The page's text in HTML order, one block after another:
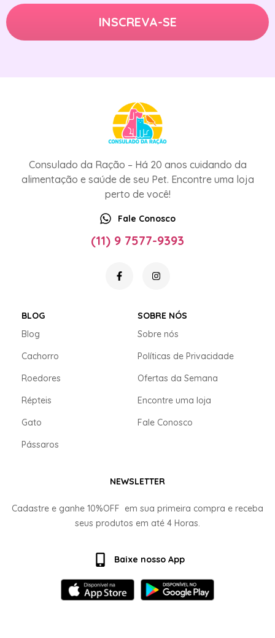
Consulado da Ração – Há 20 anos cuidando da
alimentação e saúde de seu Pet. Encontre uma loja
perto de você!
Fale Conosco
(11) 9 7577-9393
BLOG
Blog
Cachorro
Roedores
Répteis
Gato
Pássaros
SOBRE NÓS
Sobre nós
Políticas de Privacidade
Ofertas da Semana
Encontre uma loja
Fale Conosco
NEWSLETTER
Cadastre e ganhe 10%OFF em sua primeira compra e receba
seus produtos em até 4 Horas.
Baixe nosso App